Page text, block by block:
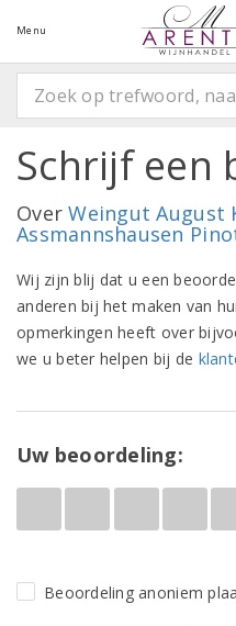
Menu
Schrijf een
OverWeingut August
Assmannshausen
Wij zijn blij dat u een
anderen bij het maken van
opmerkingen heeft over
we u beter helpen bij de
Uw beoordeling:
Beoordeling anoniem